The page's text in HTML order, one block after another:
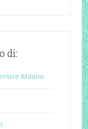
di:
Milano